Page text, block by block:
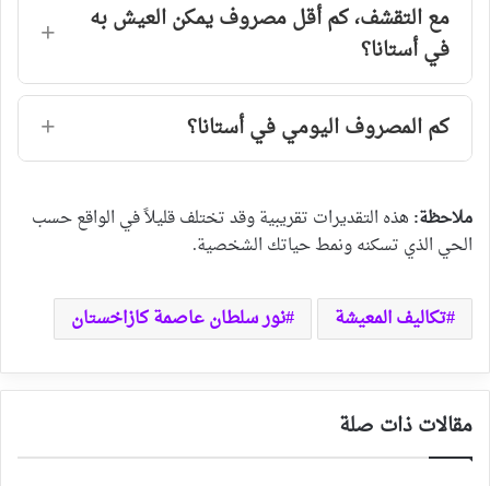
مع التقشف، كم أقل مصروف يمكن العيش به
في أستانا؟
كم المصروف اليومي في أستانا؟
ملاحظة: هذه التقديرات تقريبية وقد تختلف قليلاً في الواقع حسب
الحي الذي تسكنه ونمط حياتك الشخصية.
تكاليف المعيشة نور سلطان عاصمة كازاخستان
مقالات ذات صلة